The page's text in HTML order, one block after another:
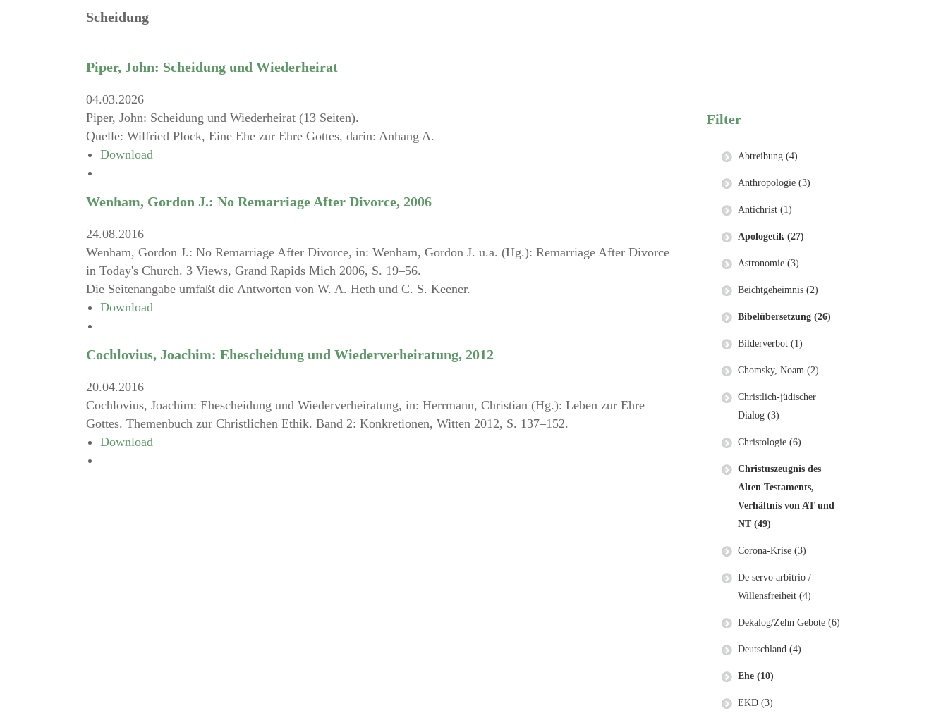
Scheidung
Piper, John: Scheidung und Wiederheirat
04.03.2026
Piper, John: Scheidung und Wiederheirat (13 Seiten).
Quelle: Wilfried Plock, Eine Ehe zur Ehre Gottes, darin: Anhang A.
Download
Wenham, Gordon J.: No Remarriage After Divorce, 2006
24.08.2016
Wenham, Gordon J.: No Remarriage After Divorce, in: Wenham, Gordon J. u.a. (Hg.): Remarriage After Divorce
in Today's Church. 3 Views, Grand Rapids Mich 2006, S. 19–56.
Die Seitenangabe umfaßt die Antworten von W. A. Heth und C. S. Keener.
Download
Cochlovius, Joachim: Ehescheidung und Wiederverheiratung, 2012
20.04.2016
Cochlovius, Joachim: Ehescheidung und Wiederverheiratung, in: Herrmann, Christian (Hg.): Leben zur Ehre
Gottes. Themenbuch zur Christlichen Ethik. Band 2: Konkretionen, Witten 2012, S. 137–152.
Download
Filter
Abtreibung (4)
Anthropologie (3)
Antichrist (1)
Apologetik (27)
Astronomie (3)
Beichtgeheimnis (2)
Bibelübersetzung (26)
Bilderverbot (1)
Chomsky, Noam (2)
Christlich-jüdischer
Dialog (3)
Christologie (6)
Christuszeugnis des
Alten Testaments,
Verhältnis von AT und
NT (49)
Corona-Krise (3)
De servo arbitrio /
Willensfreiheit (4)
Dekalog/Zehn Gebote (6)
Deutschland (4)
Ehe (10)
EKD (3)